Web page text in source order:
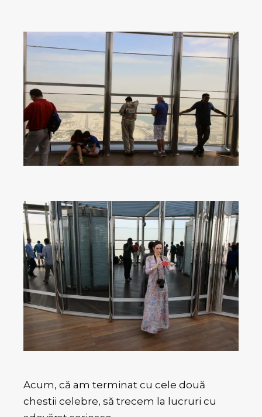
Acum, că am terminat cu cele două
chestii celebre, să trecem la lucruri cu